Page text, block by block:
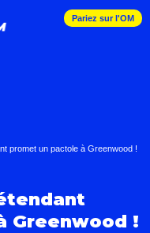
Pariez sur l'OM
promet un pactole à Greenwood !
Greenwood !